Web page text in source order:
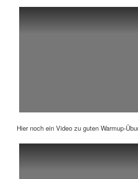
Hier noch ein Video zu guten Warmup-